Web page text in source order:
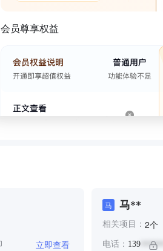
会员尊享权益
立即查看
马 马**
相关项目： 2个
电话： 139